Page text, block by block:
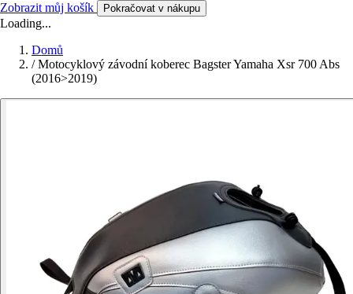
Zobrazit můj košík Pokračovat v nákupu
Loading...
Domů
/ Motocyklový závodní koberec Bagster Yamaha Xsr 700 Abs
(2016>2019)